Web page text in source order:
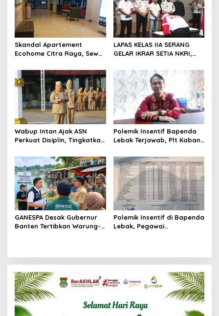
i
p
o
s
Skandal Apartement
Ecohome Citra Raya, Sewa
Pegawai Staf BNK
LAPAS KELAS IIA SERANG
GELAR IKRAR SETIA NKRI,
KASUS TERORISME
Wabup Intan Ajak ASN
Perkuat Disiplin, Tingkatkan
Musim Kemarau
Polemik Insentif Bapenda
Lebak Terjawab, Plt Kaban:
KPI dan SK Bupati
GANESPA Desak Gubernur
Banten Tertibkan Warung-
Polemik Insentif di Bapenda
Lebak, Pegawai